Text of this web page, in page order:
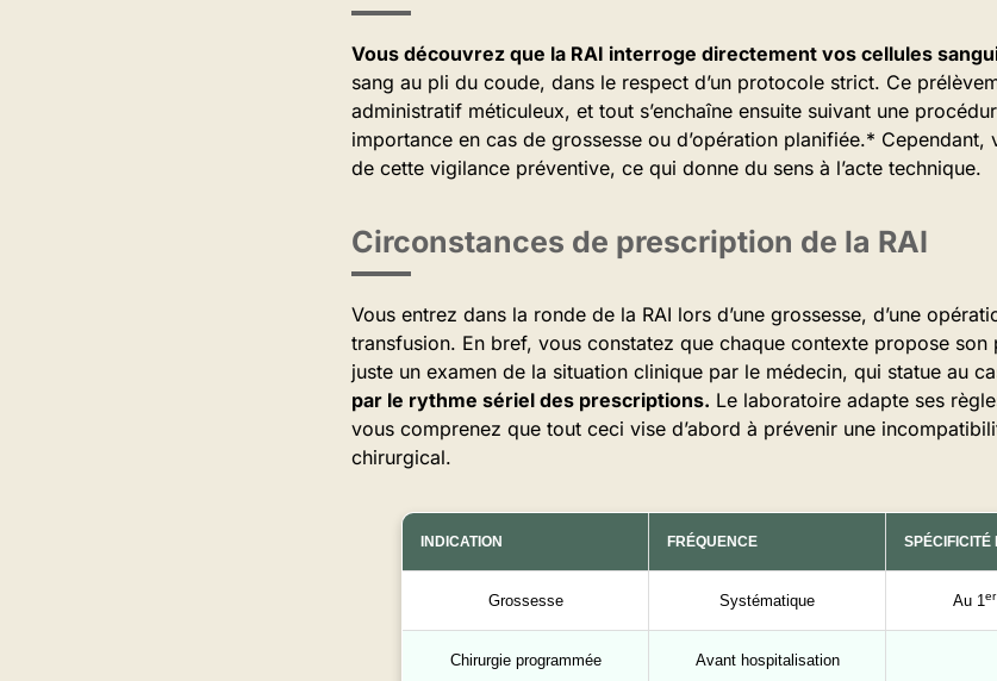
Vous découvrez que la RAI interroge directement vos cellules
sang au pli du coude, dans le respect d’un protocole strict. Ce
administratif méticuleux, et tout s’enchaîne ensuite suivant une
importance en cas de grossesse ou d’opération planifiée.*
de cette vigilance préventive, ce qui donne du sens à l’acte technique.
Circonstances de prescription de la RAI
Vous entrez dans la ronde de la RAI lors d’une grossesse, d’une
transfusion. En bref, vous constatez que chaque contexte propose
juste un examen de la situation clinique par le médecin, qui statue au
par le rythme sériel des prescriptions. Le laboratoire adapte ses
vous comprenez que tout ceci vise d’abord à prévenir une
chirurgical.
INDICATION FRÉQUENCE SPÉCIFICITÉ
Grossesse Systématique Au 1 er
Chirurgie programmée Avant hospitalisation